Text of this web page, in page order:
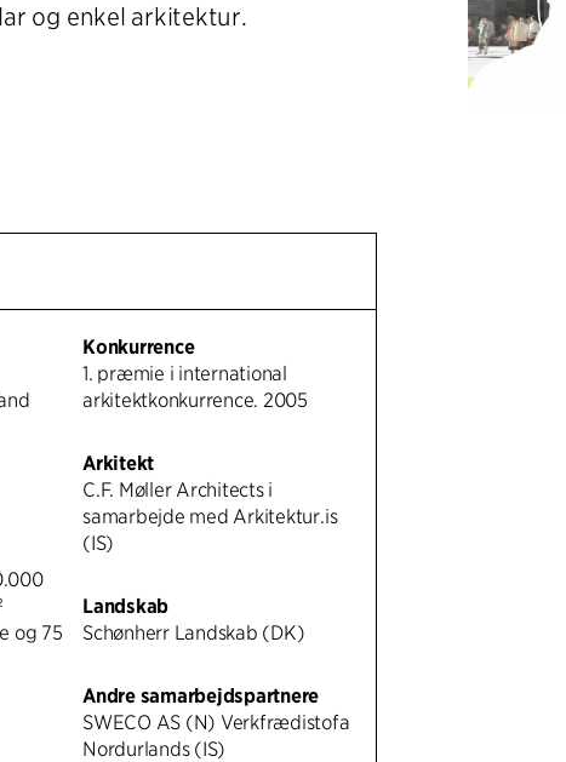
og enkel arkitektur.
og 75
Konkurrence
1. præmie i international
arkitektkonkurrence. 2005
Arkitekt
C.F. Møller Architects i
samarbejde med Arkitektur.is
(IS)
Landskab
Schønherr Landskab (DK)
Andre samarbejdspartnere
SWECO AS (N) Verkfrædistofa
Nordurlands (IS)